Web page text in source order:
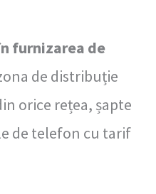
furnizarea de
de distribuție
orice rețea, șapte
de telefon cu tarif